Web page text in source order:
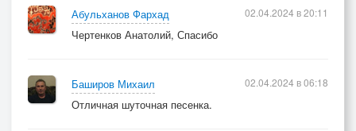
Абульханов Фархад
Чертенков Анатолий, Спасибо
02.04.2024 в 20:11
Баширов Михаил
Отличная шуточная песенка.
02.04.2024 в 06:18